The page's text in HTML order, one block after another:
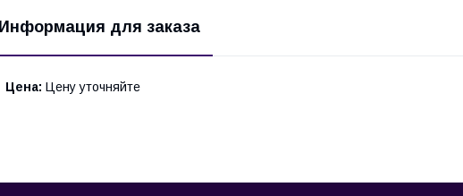
Информация для заказа
Цена: Цену уточняйте